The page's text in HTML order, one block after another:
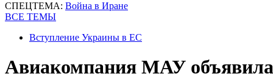
СПЕЦТЕМА: Война в Иране
ВСЕ ТЕМЫ
Вступление Украины в ЕС
Авиакомпания МАУ объявила